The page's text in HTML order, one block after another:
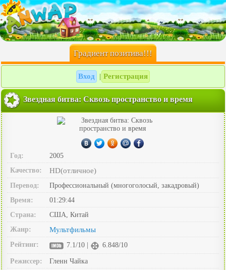
Градиент позитива!!!
Вход Регистрация
Звездная битва: Сквозь пространство и время
Год:
2005
Качество:
HD(отличное)
Перевод:
Профессиональный (многоголосый, закадровый)
Время:
01:29:44
Страна:
США, Китай
Жанр:
Мультфильмы
Рейтинг: 7.1/10 | 6.848/10
Режиссер:
Гленн Чайка